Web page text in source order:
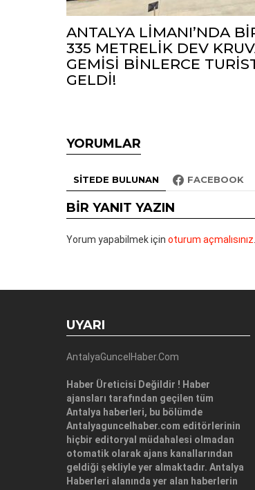
ANTALYA LİMANI’NDA
335 METRELİK DEV
GEMİSİ BİNLERCE
GELDİ!
YORUMLAR
SITEDE BULUNAN FACEBOOK
BIR YANIT YAZIN
Yorum yapabilmek için oturum açmalısınız
UYARI
AntalyaGuncelHaber.Com
Haber Üreticisi Değildir ! Haber
ajansları tarafından geçilen tüm
Antalya haberleri, bu bölümde
Antalyaguncelhaber.com editörlerinin
hiçbir editoryal müdahalesi olmadan
otomatik olarak ajans kanallarından
geldiği şekliyle yer almaktadır. Antalya
Haberleri alanında yer alan haberlerin